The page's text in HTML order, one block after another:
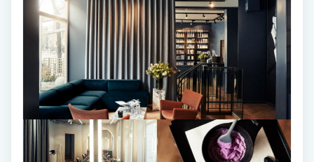
Dermapen
Diamantslipning
Enzympeeling
Extensions